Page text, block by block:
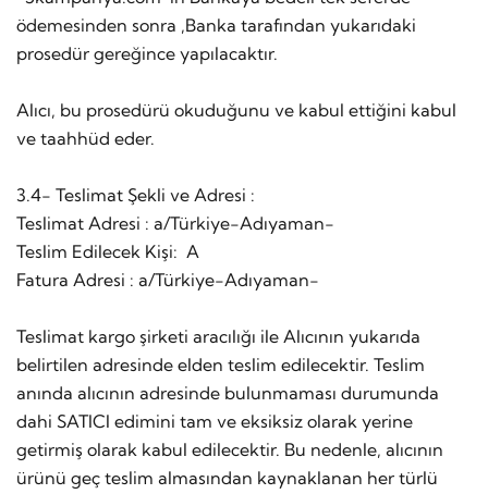
ödemesinden sonra ,Banka tarafından yukarıdaki
prosedür gereğince yapılacaktır.
Alıcı, bu prosedürü okuduğunu ve kabul ettiğini kabul
ve taahhüd eder.
3.4- Teslimat Şekli ve Adresi :
Teslimat Adresi : a/Türkiye-Adıyaman-
Teslim Edilecek Kişi: A
Fatura Adresi : a/Türkiye-Adıyaman-
Teslimat kargo şirketi aracılığı ile Alıcının yukarıda
belirtilen adresinde elden teslim edilecektir. Teslim
anında alıcının adresinde bulunmaması durumunda
dahi SATICI edimini tam ve eksiksiz olarak yerine
getirmiş olarak kabul edilecektir. Bu nedenle, alıcının
ürünü geç teslim almasından kaynaklanan her türlü